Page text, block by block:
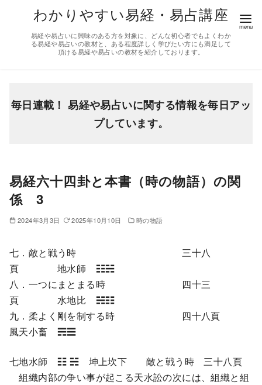
わかりやすい易経・易占講座
易経や易占いに興味のある方を対象に、どんな初心者でもよくわか
る易経や易占いの教材と、ある程度詳しく学びたい方にも満足して
頂ける易経や易占いの教材を紹介しております。
毎日連載！ 易経や易占いに関する情報を毎日アッ
プしています。
易経六十四卦と本書（時の物語）の関
係 3
2024年3月3日 2025年10月10日 時の物語
七．敵と戦う時 三十八
頁 地水師 ☷☵
八．一つにまとまる時 四十三
頁 水地比 ☵☷
九．柔よく剛を制する時 四十八頁
風天小畜 ☴☰
七地水師 ☷ ☵ 坤上坎下 敵と戦う時 三十八頁
組織内部の争い事が起こる天水訟の次には、組織と組